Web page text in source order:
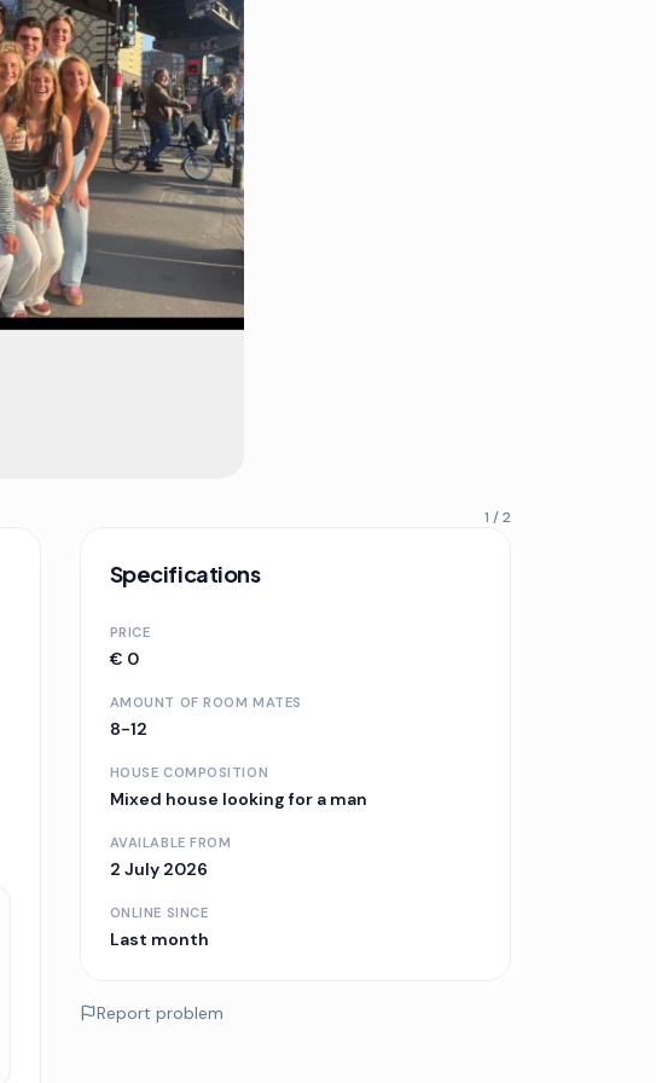
1 / 2
Specifications
PRICE
€ 0
AMOUNT OF ROOM MATES
8-12
HOUSE COMPOSITION
Mixed house looking for a man
AVAILABLE FROM
2 July 2026
ONLINE SINCE
Last month
Report problem